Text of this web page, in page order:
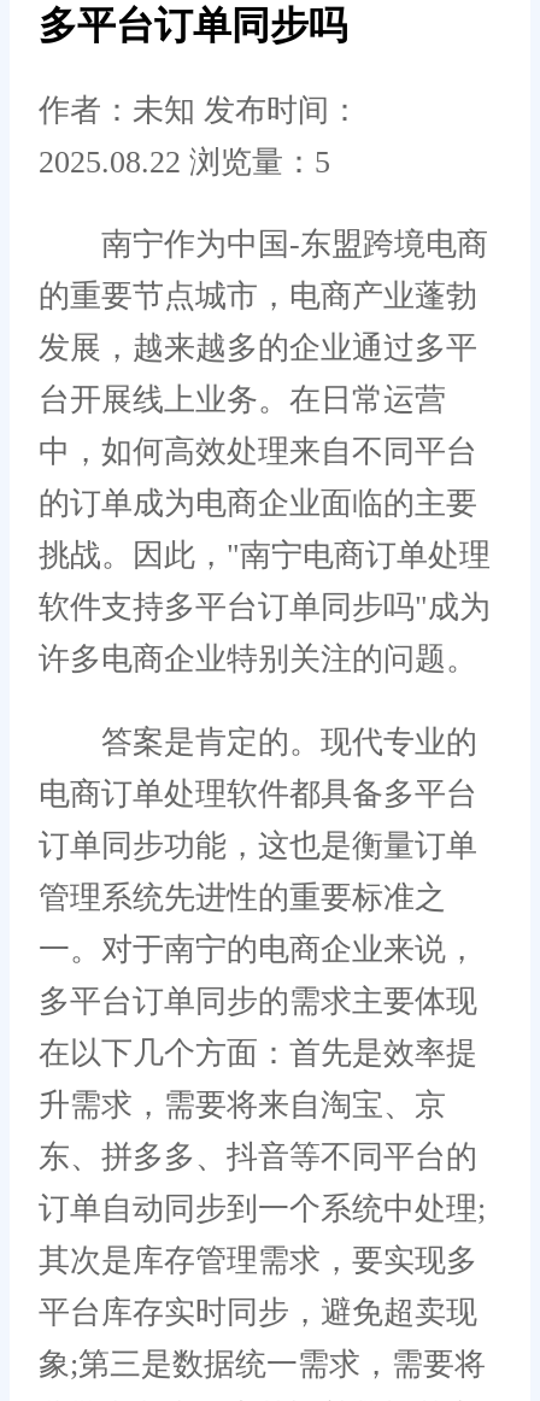
多平台订单同步吗
作者：未知 发布时间：
2025.08.22 浏览量：5
南宁作为中国-东盟跨境电商
的重要节点城市，电商产业蓬勃
发展，越来越多的企业通过多平
台开展线上业务。在日常运营
中，如何高效处理来自不同平台
的订单成为电商企业面临的主要
挑战。因此，"南宁电商订单处理
软件支持多平台订单同步吗"成为
许多电商企业特别关注的问题。
答案是肯定的。现代专业的
电商订单处理软件都具备多平台
订单同步功能，这也是衡量订单
管理系统先进性的重要标准之
一。对于南宁的电商企业来说，
多平台订单同步的需求主要体现
在以下几个方面：首先是效率提
升需求，需要将来自淘宝、京
东、拼多多、抖音等不同平台的
订单自动同步到一个系统中处理;
其次是库存管理需求，要实现多
平台库存实时同步，避免超卖现
象;第三是数据统一需求，需要将